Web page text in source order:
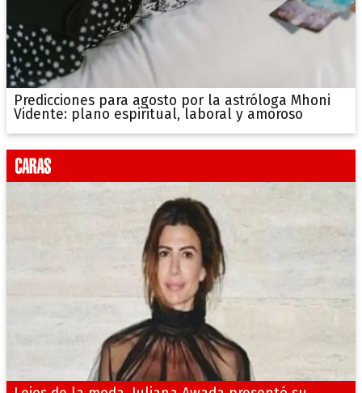
Predicciones para agosto por la astróloga Mhoni
Vidente: plano espiritual, laboral y amoroso